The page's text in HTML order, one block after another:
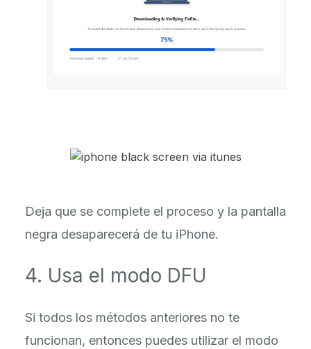
Deja que se complete el proceso y la pantalla
negra desaparecerá de tu iPhone.
4. Usa el modo DFU
Si todos los métodos anteriores no te
funcionan, entonces puedes utilizar el modo